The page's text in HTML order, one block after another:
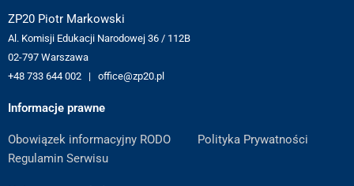
ZP20 Piotr Markowski
Al. Komisji Edukacji Narodowej 36 / 112B
02-797 Warszawa
+48 733 644 002 | office@zp20.pl
Informacje prawne
Obowiązek informacyjny RODO
Polityka Prywatności
Regulamin Serwisu